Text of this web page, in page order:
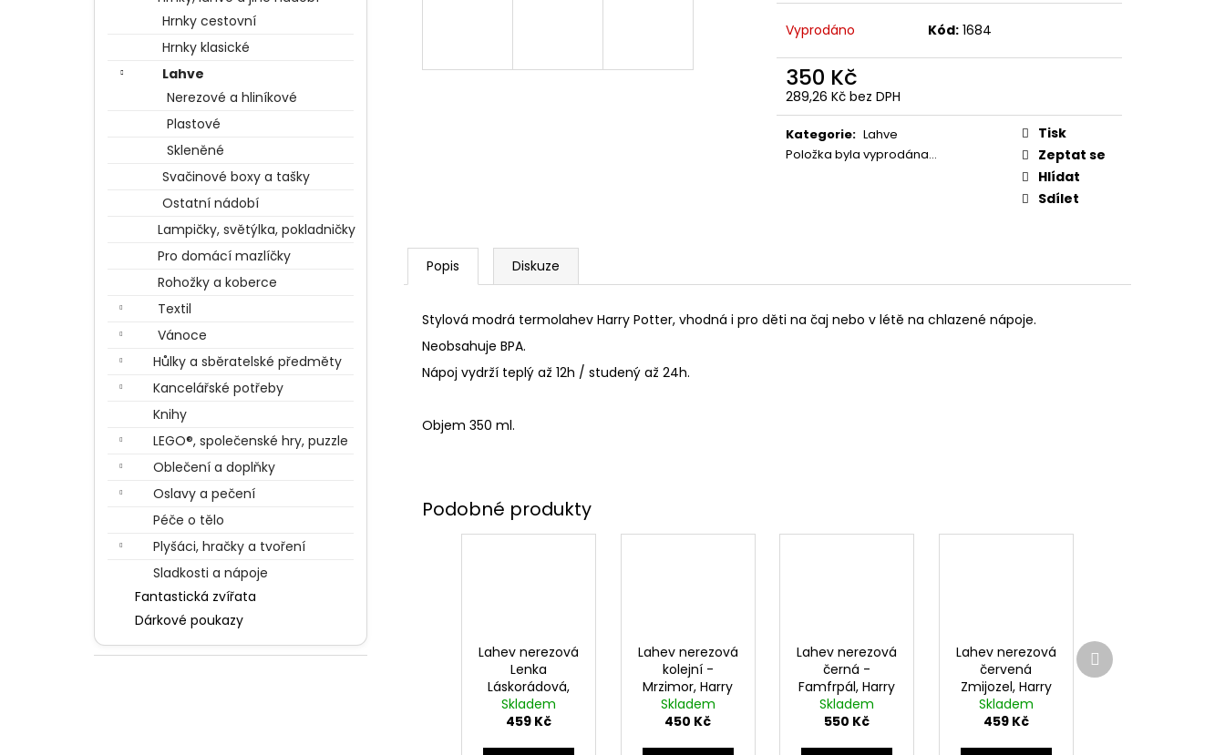
Hrnky cestovní
Hrnky klasické
Lahve
Nerezové a hliníkové
Plastové
Skleněné
Svačinové boxy a tašky
Ostatní nádobí
Lampičky, světýlka, pokladničky
Pro domácí mazlíčky
Rohožky a koberce
Textil
Vánoce
Hůlky a sběratelské předměty
Kancelářské potřeby
Knihy
LEGO®, společenské hry, puzzle
Oblečení a doplňky
Oslavy a pečení
Péče o tělo
Plyšáci, hračky a tvoření
Sladkosti a nápoje
Fantastická zvířata
Dárkové poukazy
Vyprodáno Kód: 1684
350 Kč
289,26 Kč bez DPH
Měrná
cena:
Kategorie: Lahve
Položka byla vyprodána…
Tisk
Zeptat se
Hlídat
Sdílet
Popis Diskuze
Stylová modrá termolahev Harry Potter, vhodná i pro děti na čaj nebo v létě na chlazené nápoje.
Neobsahuje BPA.
Nápoj vydrží teplý až 12h / studený až 24h.
Objem 350 ml.
Lahev nerezová
Lenka
Láskorádová,
Expecto
patronum,Harry
Skladem
459 Kč
Lahev nerezová
kolejní -
Mrzimor, Harry
Potter
Skladem
450 Kč
Lahev nerezová
černá -
Famfrpál, Harry
Potter
Skladem
550 Kč
Lahev nerezová
červená
Zmijozel, Harry
Potter
Skladem
459 Kč
Další
produkt
BERTÍKOVY FAZOLKY TISÍCKRÁT JINAK
35 G, HARRY POTTER
TAJEMNÝ BALÍČEK Z PŘÍČNÉ ULICE
499 Kč